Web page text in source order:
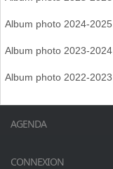
Album photo 2024-2025
Album photo 2023-2024
Album photo 2022-2023
AGENDA
CONNEXION